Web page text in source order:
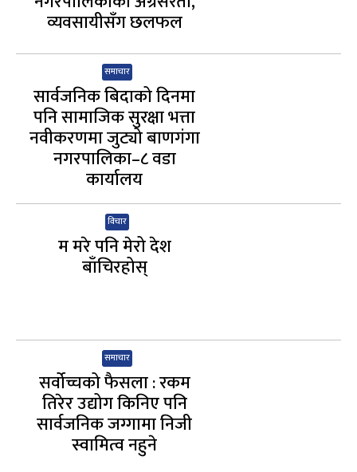
व्यवसायीसँग छलफल
समाचार
सार्वजनिक बिदाको दिनमा
पनि सामाजिक सुरक्षा भत्ता
नवीकरणमा जुट्यो बाणगंगा
नगरपालिका–८ वडा
कार्यालय
विचार
म मरे पनि मेरो देश
बाँचिरहोस्
समाचार
सर्वोच्चको फैसला : रकम
तिरेर उद्योग किनिए पनि
सार्वजनिक जग्गामा निजी
स्वामित्व नहुने